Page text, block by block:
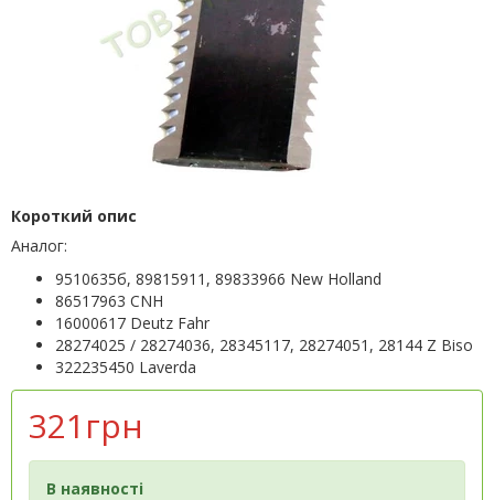
Короткий опис
Аналог:
9510635б, 89815911, 89833966 New Holland
86517963 CNH
16000617 Deutz Fahr
28274025 / 28274036, 28345117, 28274051, 28144 Z Biso
322235450 Laverda
321грн
В наявності